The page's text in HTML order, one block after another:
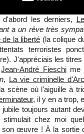
les derniers,
a un rêve très
de la liberté (la colique
terroristes
J'appréciais les
Jean-André Fieschime
, La vie criminelle
scène où l'aiguille à
, il y en a trop,
toujours autant
chez moi
son œuvre ! À la sortie